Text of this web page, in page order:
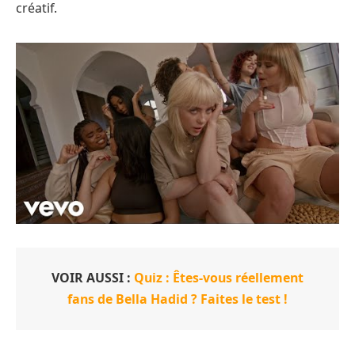
créatif.
VOIR AUSSI : Quiz : Êtes-vous réellement
fans de Bella Hadid ? Faites le test !